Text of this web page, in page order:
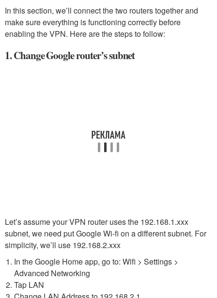
In this section, we’ll connect the two routers together and
make sure everything is functioning correctly before
enabling the VPN. Here are the steps to follow:
1. Change Google router’s subnet
Let’s assume your VPN router uses the 192.168.1.xxx
subnet, we need put Google Wi-fi on a different subnet. For
simplicity, we’ll use 192.168.2.xxx
In the Google Home app, go to: Wifi > Settings >
Advanced Networking
Tap LAN